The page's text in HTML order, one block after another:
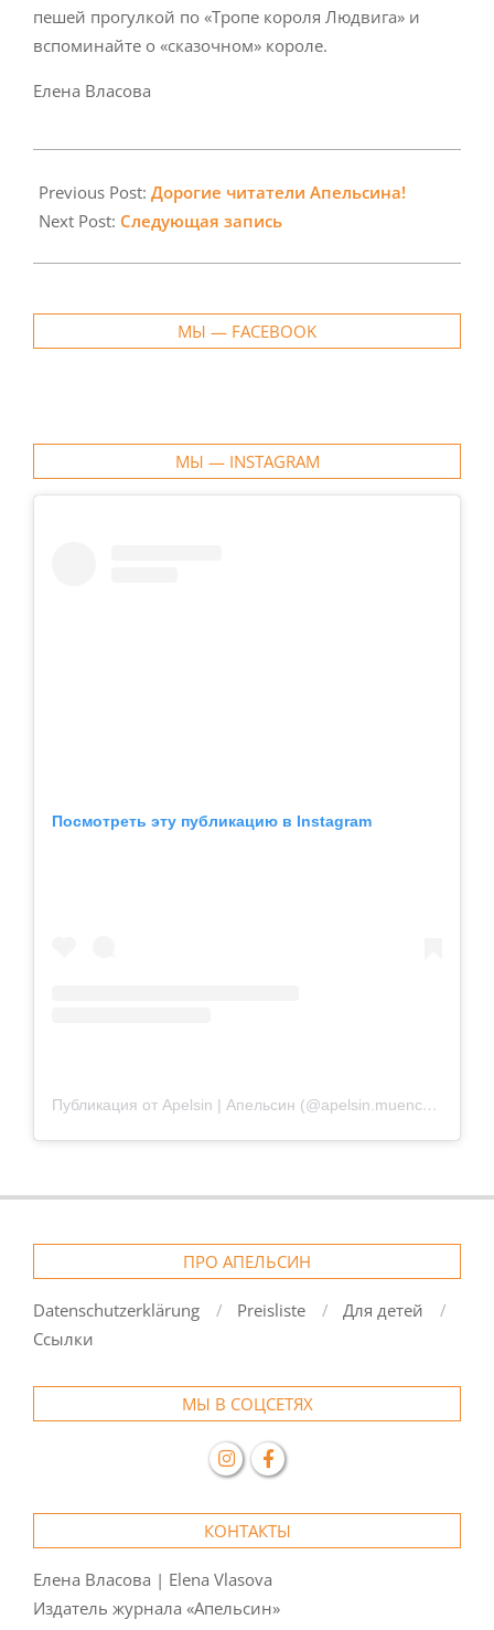
пешей прогулкой по «Тропе короля Людвига» и
вспоминайте о «сказочном» короле.
Елена Власова
09-
22
Previous Post: Дорогие читатели Апельсина!
Next Post: Следующая запись
МЫ — FACEBOOK
МЫ — INSTAGRAM
Посмотреть эту публикацию в Instagram
Публикация от Apelsin | Апельсин (@apelsin.muenchen)
ПРО АПЕЛЬСИН
Datenschutzerklärung Preisliste
Для детей
Ссылки
МЫ В СОЦСЕТЯХ
КОНТАКТЫ
Елена Власова | Elena Vlasova
Издатель журнала «Апельсин»